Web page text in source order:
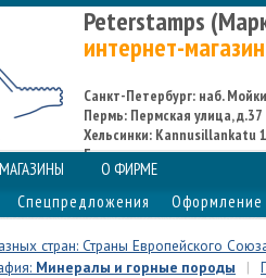
Peterstamps
интернет-магазин
Санкт-Петербург: наб.
Пермь: Пермская улица, д.37
Хельсинки: Kannusillankatu
Espoo
О ФИРМЕ
Спецпредложения Оформление
стран: Страны Европейского
Минералы и горные породы |